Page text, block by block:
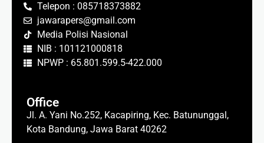
Telepon : 085718373882
jawarapers@gmail.com
Media Polisi Nasional
NIB : 101121000818
NPWP : 65.801.599.5-422.000
Office
Jl. A. Yani No.252, Kacapiring, Kec. Batununggal,
Kota Bandung, Jawa Barat 40262